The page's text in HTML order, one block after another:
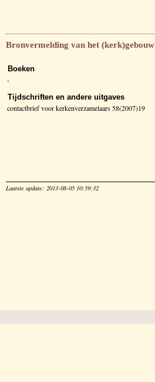
Bronvermelding van het (kerk)gebouw
Boeken
-
Tijdschriften en andere uitgaves
contactbrief voor kerkenverzamelaars 58(2007)19
Laatste update: 2013-08-05 10:59:32